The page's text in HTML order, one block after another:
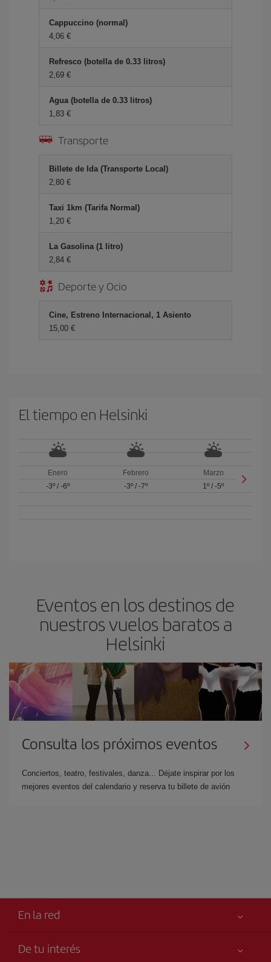
Cappuccino (normal)
4,06 €
Refresco (botella de 0.33 litros)
2,69 €
Agua (botella de 0.33 litros)
1,83 €
Transporte
Billete de Ida (Transporte Local)
2,80 €
Taxi 1km (Tarifa Normal)
1,20 €
La Gasolina (1 litro)
2,84 €
Deporte y Ocio
Cine, Estreno Internacional, 1 Asiento
15,00 €
El tiempo en Helsinki
Enero
-3º/ -6º
Febrero
-3º/ -7º
Marzo
1º /-5º
Eventos en los destinos de
nuestros vuelos baratos a
Helsinki
Consulta los próximos eventos
Conciertos, teatro, festivales, danza... Déjate inspirar por los
mejores eventos del calendario y reserva tu billete de avión
En la red
De tu interés